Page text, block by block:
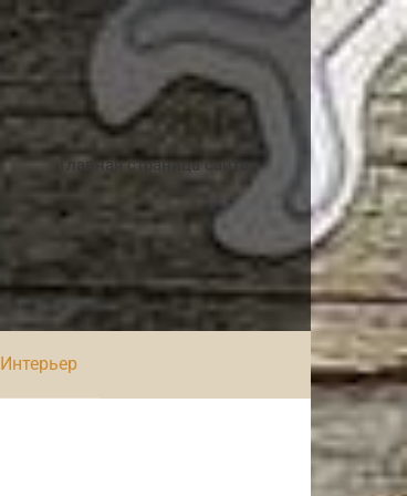
Главная страница сайта
Интерьер